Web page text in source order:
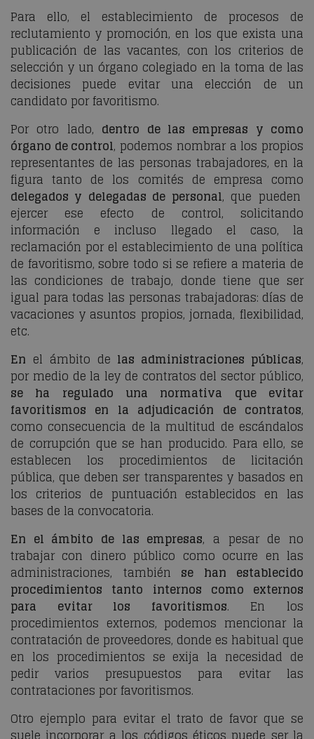
Para ello, el establecimiento de procesos de
reclutamiento y promoción, en los que exista una
publicación de las vacantes, con los criterios de
selección y un órgano colegiado en la toma de las
decisiones puede evitar una elección de un
candidato por favoritismo.
Por otro lado, dentro de las empresas y como
órgano de control, podemos nombrar a los propios
representantes de las personas trabajadores, en la
figura tanto de los comités de empresa como
delegados y delegadas de personal, que pueden
ejercer ese efecto de control, solicitando
información e incluso llegado el caso, la
reclamación por el establecimiento de una política
de favoritismo, sobre todo si se refiere a materia de
las condiciones de trabajo, donde tiene que ser
igual para todas las personas trabajadoras: días de
vacaciones y asuntos propios, jornada, flexibilidad,
etc.
En el ámbito de las administraciones públicas,
por medio de la ley de contratos del sector público,
se ha regulado una normativa que evitar
favoritismos en la adjudicación de contratos,
como consecuencia de la multitud de escándalos
de corrupción que se han producido. Para ello, se
establecen los procedimientos de licitación
pública, que deben ser transparentes y basados en
los criterios de puntuación establecidos en las
bases de la convocatoria.
En el ámbito de las empresas, a pesar de no
trabajar con dinero público como ocurre en las
administraciones, también se han establecido
procedimientos tanto internos como externos
para evitar los favoritismos. En los
procedimientos externos, podemos mencionar la
contratación de proveedores, donde es habitual que
en los procedimientos se exija la necesidad de
pedir varios presupuestos para evitar las
contrataciones por favoritismos.
Otro ejemplo para evitar el trato de favor que se